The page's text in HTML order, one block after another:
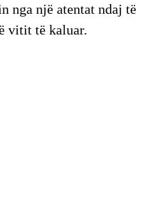
nga një atentat ndaj të
vitit të kaluar.